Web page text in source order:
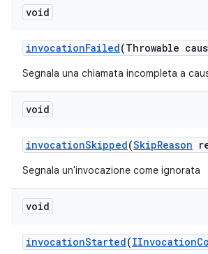
void
invocationFailed(Throwable
Segnala una chiamata incompleta a
void
invocationSkipped(SkipReason
Segnala un'invocazione come ignorata
void
invocationStarted(IInvocation